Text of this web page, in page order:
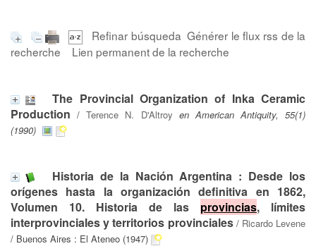
Refinar búsqueda Générer le flux rss de la
recherche
Lien permanent de la recherche
The Provincial Organization of Inka Ceramic
Production /Terence N. D'Altroy en American Antiquity, 55(1)
(1990)
Historia de la Nación Argentina : Desde los
orígenes hasta la organización definitiva en 1862,
Volumen 10. Historia de las provincias, límites
interprovinciales y territorios provinciales/ Ricardo Levene
/ Buenos Aires : El Ateneo (1947)